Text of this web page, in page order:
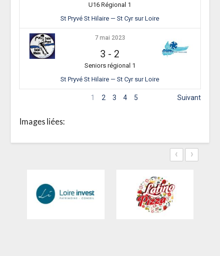
U16 Régional 1
St Pryvé St Hilaire — St Cyr sur Loire
7 mai 2023
3 - 2
Seniors régional 1
St Pryvé St Hilaire — St Cyr sur Loire
1 2 3 4 5 Suivant
Images liées:
‹ ›